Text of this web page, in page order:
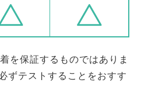
を保証するものではありま
ずテストすることをおすす